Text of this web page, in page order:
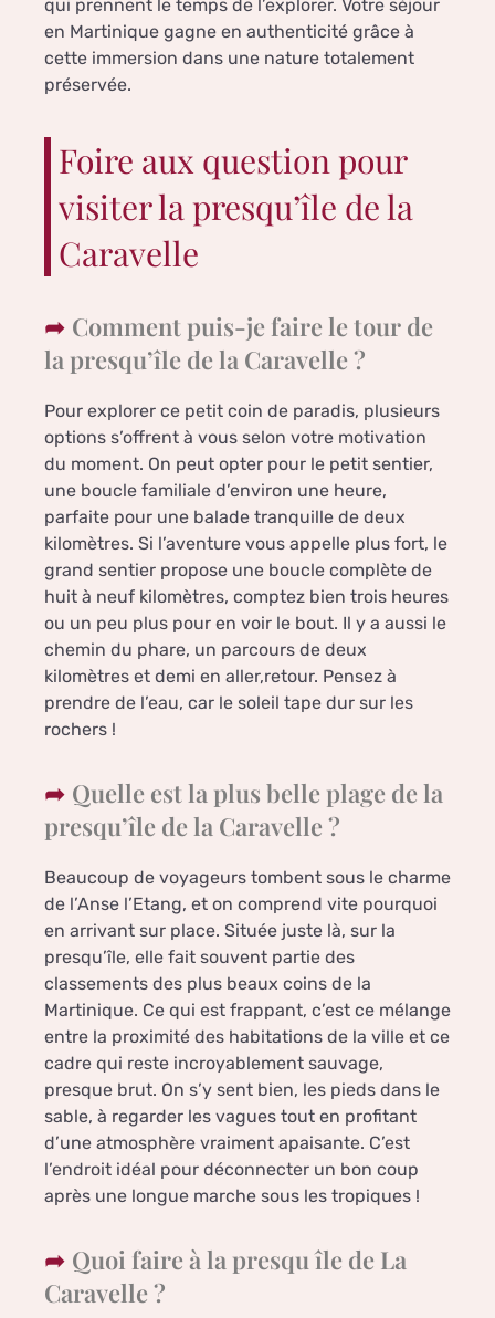
qui prennent le temps de l’explorer. Votre séjour
en Martinique gagne en authenticité grâce à
cette immersion dans une nature totalement
préservée.
Foire aux question pour
visiter la presqu’île de la
Caravelle
Comment puis-je faire le tour de
la presqu’île de la Caravelle ?
Pour explorer ce petit coin de paradis, plusieurs
options s’offrent à vous selon votre motivation
du moment. On peut opter pour le petit sentier,
une boucle familiale d’environ une heure,
parfaite pour une balade tranquille de deux
kilomètres. Si l’aventure vous appelle plus fort, le
grand sentier propose une boucle complète de
huit à neuf kilomètres, comptez bien trois heures
ou un peu plus pour en voir le bout. Il y a aussi le
chemin du phare, un parcours de deux
kilomètres et demi en aller,retour. Pensez à
prendre de l’eau, car le soleil tape dur sur les
rochers !
Quelle est la plus belle plage de la
presqu’île de la Caravelle ?
Beaucoup de voyageurs tombent sous le charme
de l’Anse l’Etang, et on comprend vite pourquoi
en arrivant sur place. Située juste là, sur la
presqu’île, elle fait souvent partie des
classements des plus beaux coins de la
Martinique. Ce qui est frappant, c’est ce mélange
entre la proximité des habitations de la ville et ce
cadre qui reste incroyablement sauvage,
presque brut. On s’y sent bien, les pieds dans le
sable, à regarder les vagues tout en profitant
d’une atmosphère vraiment apaisante. C’est
l’endroit idéal pour déconnecter un bon coup
après une longue marche sous les tropiques !
Quoi faire à la presqu île de La
Caravelle ?